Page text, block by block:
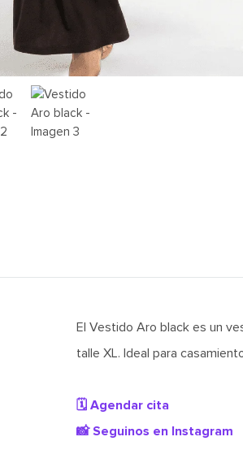
El Vestido Aro black es un
talle XL. Ideal para
🗓️ Agendar cita
📸 Seguinos en Instagram